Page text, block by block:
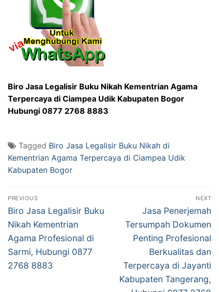
Biro Jasa Legalisir Buku Nikah Kementrian Agama
Terpercaya di Ciampea Udik Kabupaten Bogor
Hubungi 0877 2768 8883
Tagged Biro Jasa Legalisir Buku Nikah di
Kementrian Agama Terpercaya di Ciampea Udik
Kabupaten Bogor
Post
navigation
PREVIOUS
Previous
post:
Biro Jasa Legalisir Buku
Nikah Kementrian
Agama Profesional di
Sarmi, Hubungi 0877
2768 8883
NEXT
Next
post:
Jasa Penerjemah
Tersumpah Dokumen
Penting Profesional
Berkualitas dan
Terpercaya di Jayanti
Kabupaten Tangerang,